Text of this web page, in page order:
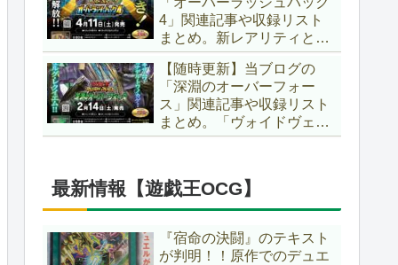
の強化に加え、幻竜族の新
テーマ「纏竜」も登場で
す！！【遊戯王ラッシュデ
ュエル】
4」関連記事や収録リスト
まとめ。新レアリティとし
てフルオーバーラッシュレ
ア仕様が初登場！！そし
て、OCGの大人気テーマ
「霊使い」も同時に実装さ
れています！！【遊戯王ラ
【随時更新】当ブログの
「深淵のオーバーフォー
ス」関連記事や収録リスト
まとめ。「ヴォイドヴェル
グ」や「夢中」、「ラ
「コスモス姫」などの人気
テーマ強化に加え、「冥
跡」もテーマ化です！！
【遊戯王ラッシュデュエ
ル】
最新情報【遊戯王OCG】
『宿命の決闘』のテキスト
が判明！！原作でのデュエ